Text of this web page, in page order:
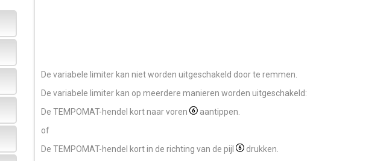
De variabele limiter kan niet worden uitgeschakeld door te remmen.
De variabele limiter kan op meerdere manieren worden uitgeschakeld:
De TEMPOMAT-hendel kort naar voren
aantippen.
of
De TEMPOMAT-hendel kort in de richting van de pijl
drukken.